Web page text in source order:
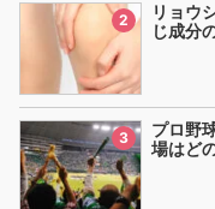
2
リョウ
じ成分
3
プロ野
場はど